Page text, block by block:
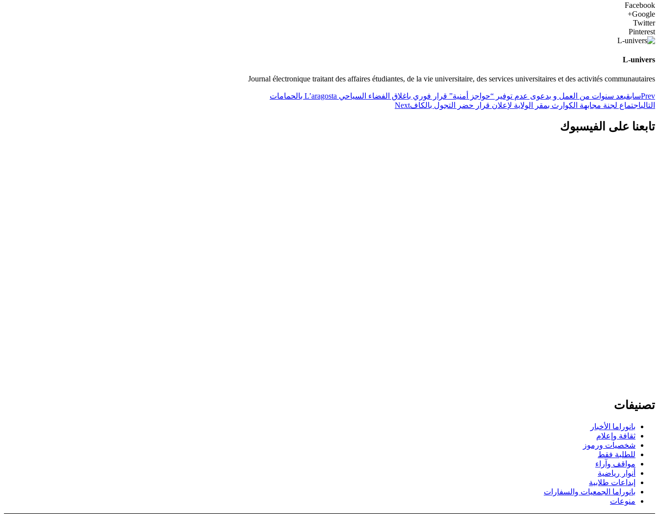
Facebook
Google+
Twitter
Pinterest
L-univers
Journal électronique traitant des affaires étudiantes, de la vie universitaire, des services universitaires et des activités communautaires
Prevسابقبعد سنوات من العمل و بدعوى عدم توفير “حواجز أمنية” قرار فوري باغلاق الفضاء السياحي L’aragosta بالحمامات
التالياجتماع لجنة مجابهة الكوارث بمقر الولاية لإعلان قرار حضر التجول بالكافNext
تابعنا على الفيسبوك
تصنيفات
بانوراما الأخبار
ثقافة وإعلام
شخصيات ورموز
للطلبة فقط
مواقف وآراء
أنوار رياضية
إبداعات طلابية
بانوراما الجمعيات والسفارات
منوعات